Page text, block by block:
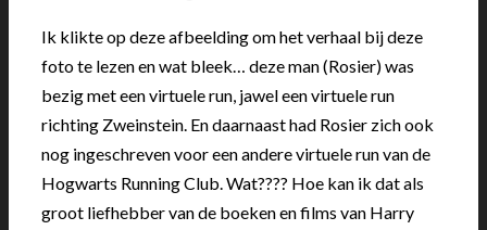
Ik klikte op deze afbeelding om het verhaal bij deze
foto te lezen en wat bleek… deze man (Rosier) was
bezig met een virtuele run, jawel een virtuele run
richting Zweinstein. En daarnaast had Rosier zich ook
nog ingeschreven voor een andere virtuele run van de
Hogwarts Running Club. Wat???? Hoe kan ik dat als
groot liefhebber van de boeken en films van Harry